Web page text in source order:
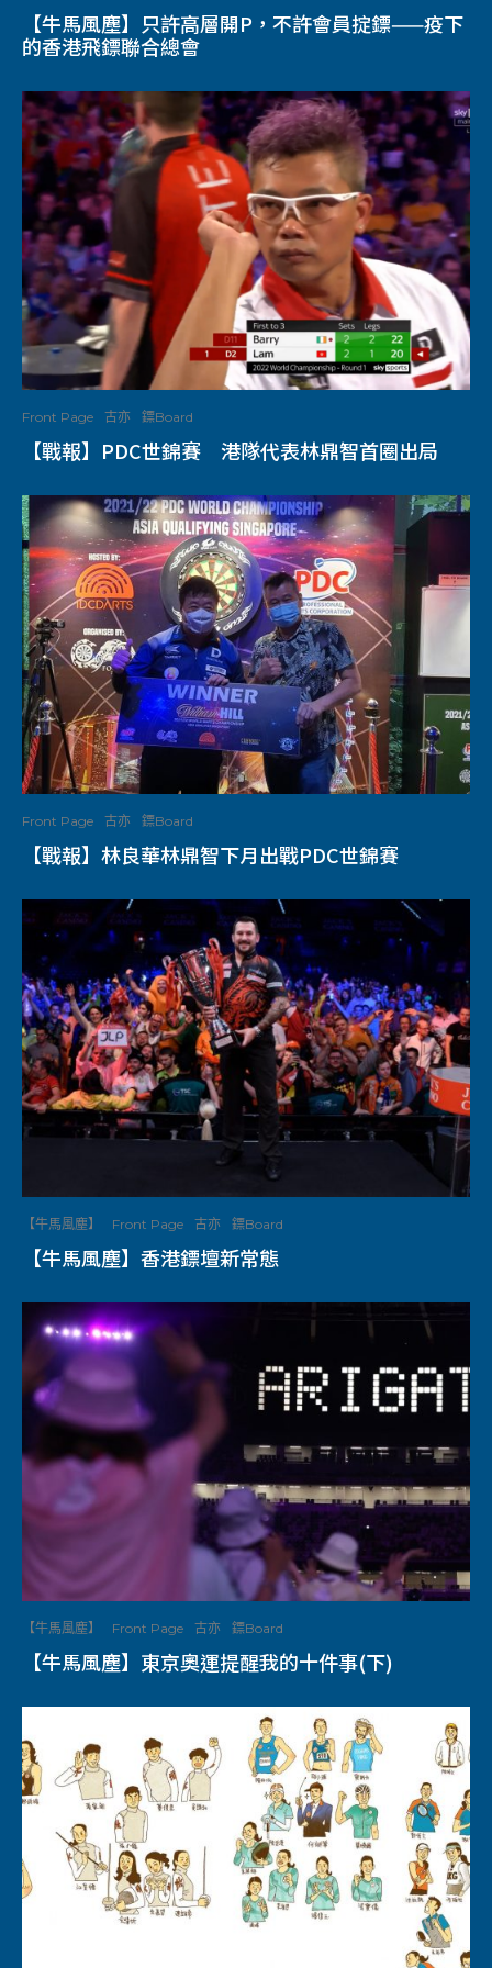
【牛馬風塵】只許高層開P，不許會員掟鏢——疫下
的香港飛鏢聯合總會
Front Page 古亦 鏢Board
【戰報】PDC世錦賽 港隊代表林鼎智首圈出局
Front Page 古亦 鏢Board
【戰報】林良華林鼎智下月出戰PDC世錦賽
【牛馬風塵】 Front Page 古亦 鏢Board
【牛馬風塵】香港鏢壇新常態
【牛馬風塵】 Front Page 古亦 鏢Board
【牛馬風塵】東京奧運提醒我的十件事(下)